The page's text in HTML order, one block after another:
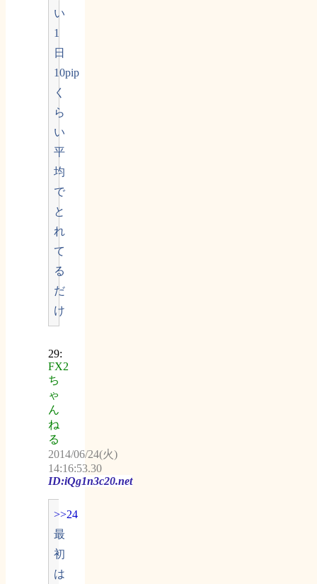
い
1
日
10pip
く
ら
い
平
均
で
と
れ
て
る
だ
け
29:
FX2
ち
ゃ
ん
ね
る
2014/06/24(火)
14:16:53.30
ID:iQg1n3c20.net
>>24
最
初
は